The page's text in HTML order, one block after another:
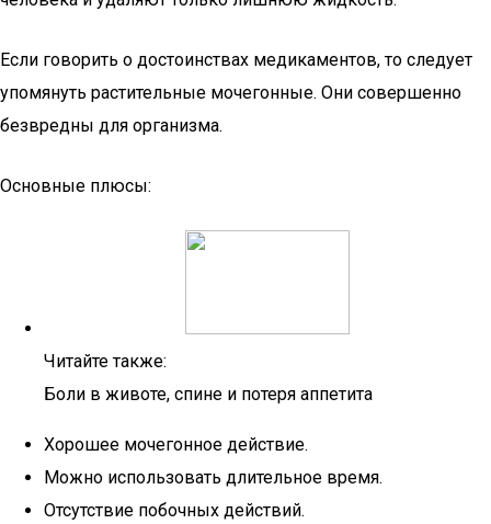
Если говорить о достоинствах медикаментов, то следует
упомянуть растительные мочегонные. Они совершенно
безвредны для организма.
Основные плюсы:
Читайте также:
Боли в животе, спине и потеря аппетита
Хорошее мочегонное действие.
Можно использовать длительное время.
Отсутствие побочных действий.